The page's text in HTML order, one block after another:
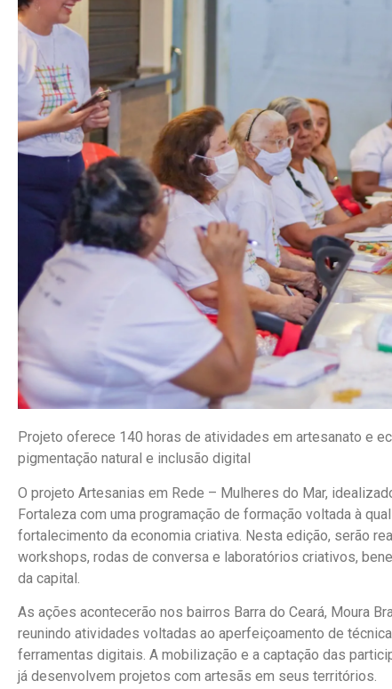
Projeto oferece 140 horas de atividades em artesanato e
pigmentação natural e inclusão digital
O projeto Artesanias em Rede – Mulheres do Mar,
Fortaleza com uma programação de formação voltada à
fortalecimento da economia criativa. Nesta edição, serão
workshops, rodas de conversa e laboratórios criativos,
da capital.
As ações acontecerão nos bairros Barra do Ceará, Moura
reunindo atividades voltadas ao aperfeiçoamento de
ferramentas digitais. A mobilização e a captação das
já desenvolvem projetos com artesãs em seus territórios.